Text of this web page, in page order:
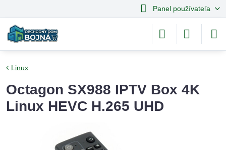
Panel používateľa
Linux
Octagon SX988 IPTV Box 4K
Linux HEVC H.265 UHD